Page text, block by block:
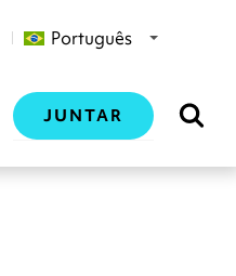
Português
JUNTAR